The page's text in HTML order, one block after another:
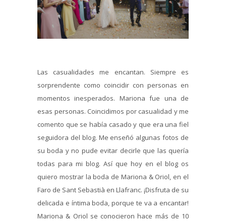
Las casualidades me encantan. Siempre es
sorprendente como coincidir con personas en
momentos inesperados. Mariona fue una de
esas personas. Coincidimos por casualidad y me
comento que se había casado y que era una fiel
seguidora del blog. Me enseñó algunas fotos de
su boda y no pude evitar decirle que las quería
todas para mi blog. Así que hoy en el blog os
quiero mostrar la boda de Mariona & Oriol, en el
Faro de Sant Sebastià en Llafranc. ¡Disfruta de su
delicada e íntima boda, porque te va a encantar!
Mariona & Oriol se conocieron hace más de 10